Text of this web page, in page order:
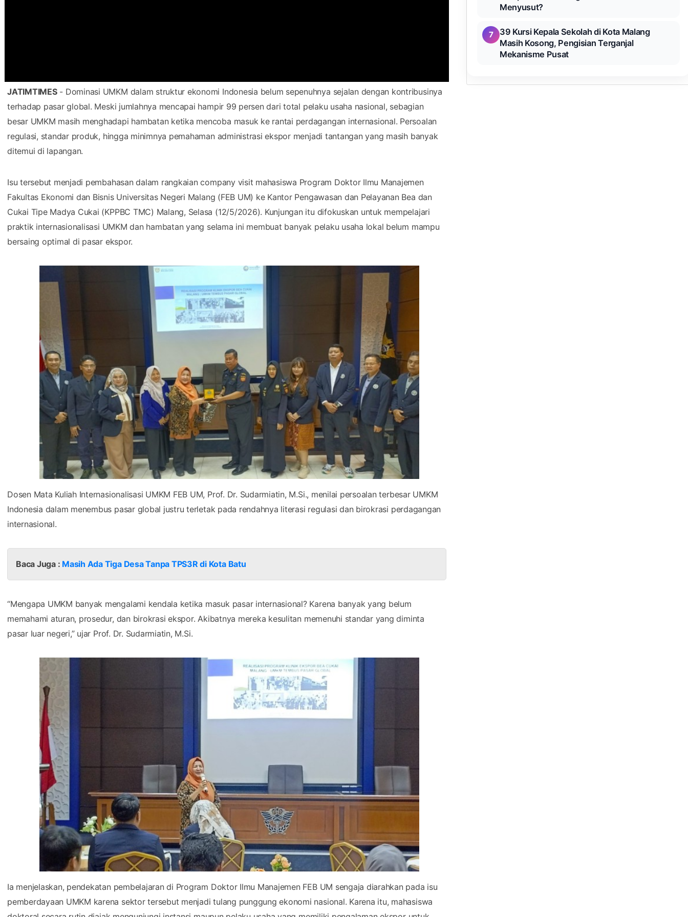
JATIMTIMES- Dominasi UMKM dalam struktur ekonomi Indonesia belum sepenuhnya sejalan dengan kontribusinya
terhadap pasar global. Meski jumlahnya mencapai hampir 99 persen dari total pelaku usaha nasional, sebagian
besar UMKM masih menghadapi hambatan ketika mencoba masuk ke rantai perdagangan internasional. Persoalan
regulasi, standar produk, hingga minimnya pemahaman administrasi ekspor menjadi tantangan yang masih banyak
ditemui di lapangan.
Isu tersebut menjadi pembahasan dalam rangkaian company visit mahasiswa Program Doktor Ilmu Manajemen
Fakultas Ekonomi dan Bisnis Universitas Negeri Malang (FEB UM) ke Kantor Pengawasan dan Pelayanan Bea dan
Cukai Tipe Madya Cukai (KPPBC TMC) Malang, Selasa (12/5/2026). Kunjungan itu difokuskan untuk mempelajari
praktik internasionalisasi UMKM dan hambatan yang selama ini membuat banyak pelaku usaha lokal belum mampu
bersaing optimal di pasar ekspor.
Dosen Mata Kuliah Internasionalisasi UMKM FEB UM, Prof. Dr. Sudarmiatin, M.Si., menilai persoalan terbesar UMKM
Indonesia dalam menembus pasar global justru terletak pada rendahnya literasi regulasi dan birokrasi perdagangan
internasional.
Baca Juga : Masih Ada Tiga Desa Tanpa TPS3R di Kota Batu
“Mengapa UMKM banyak mengalami kendala ketika masuk pasar internasional? Karena banyak yang belum
memahami aturan, prosedur, dan birokrasi ekspor. Akibatnya mereka kesulitan memenuhi standar yang diminta
pasar luar negeri,” ujar Prof. Dr. Sudarmiatin, M.Si.
Ia menjelaskan, pendekatan pembelajaran di Program Doktor Ilmu Manajemen FEB UM sengaja diarahkan pada isu
pemberdayaan UMKM karena sektor tersebut menjadi tulang punggung ekonomi nasional. Karena itu, mahasiswa
Menyusut?
7
39 Kursi Kepala Sekolah di Kota Malang
Masih Kosong, Pengisian Terganjal
Mekanisme Pusat